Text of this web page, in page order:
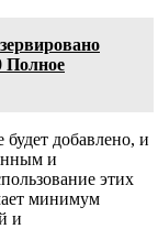
Полное
добавлено, и
и
этих
минимум
и